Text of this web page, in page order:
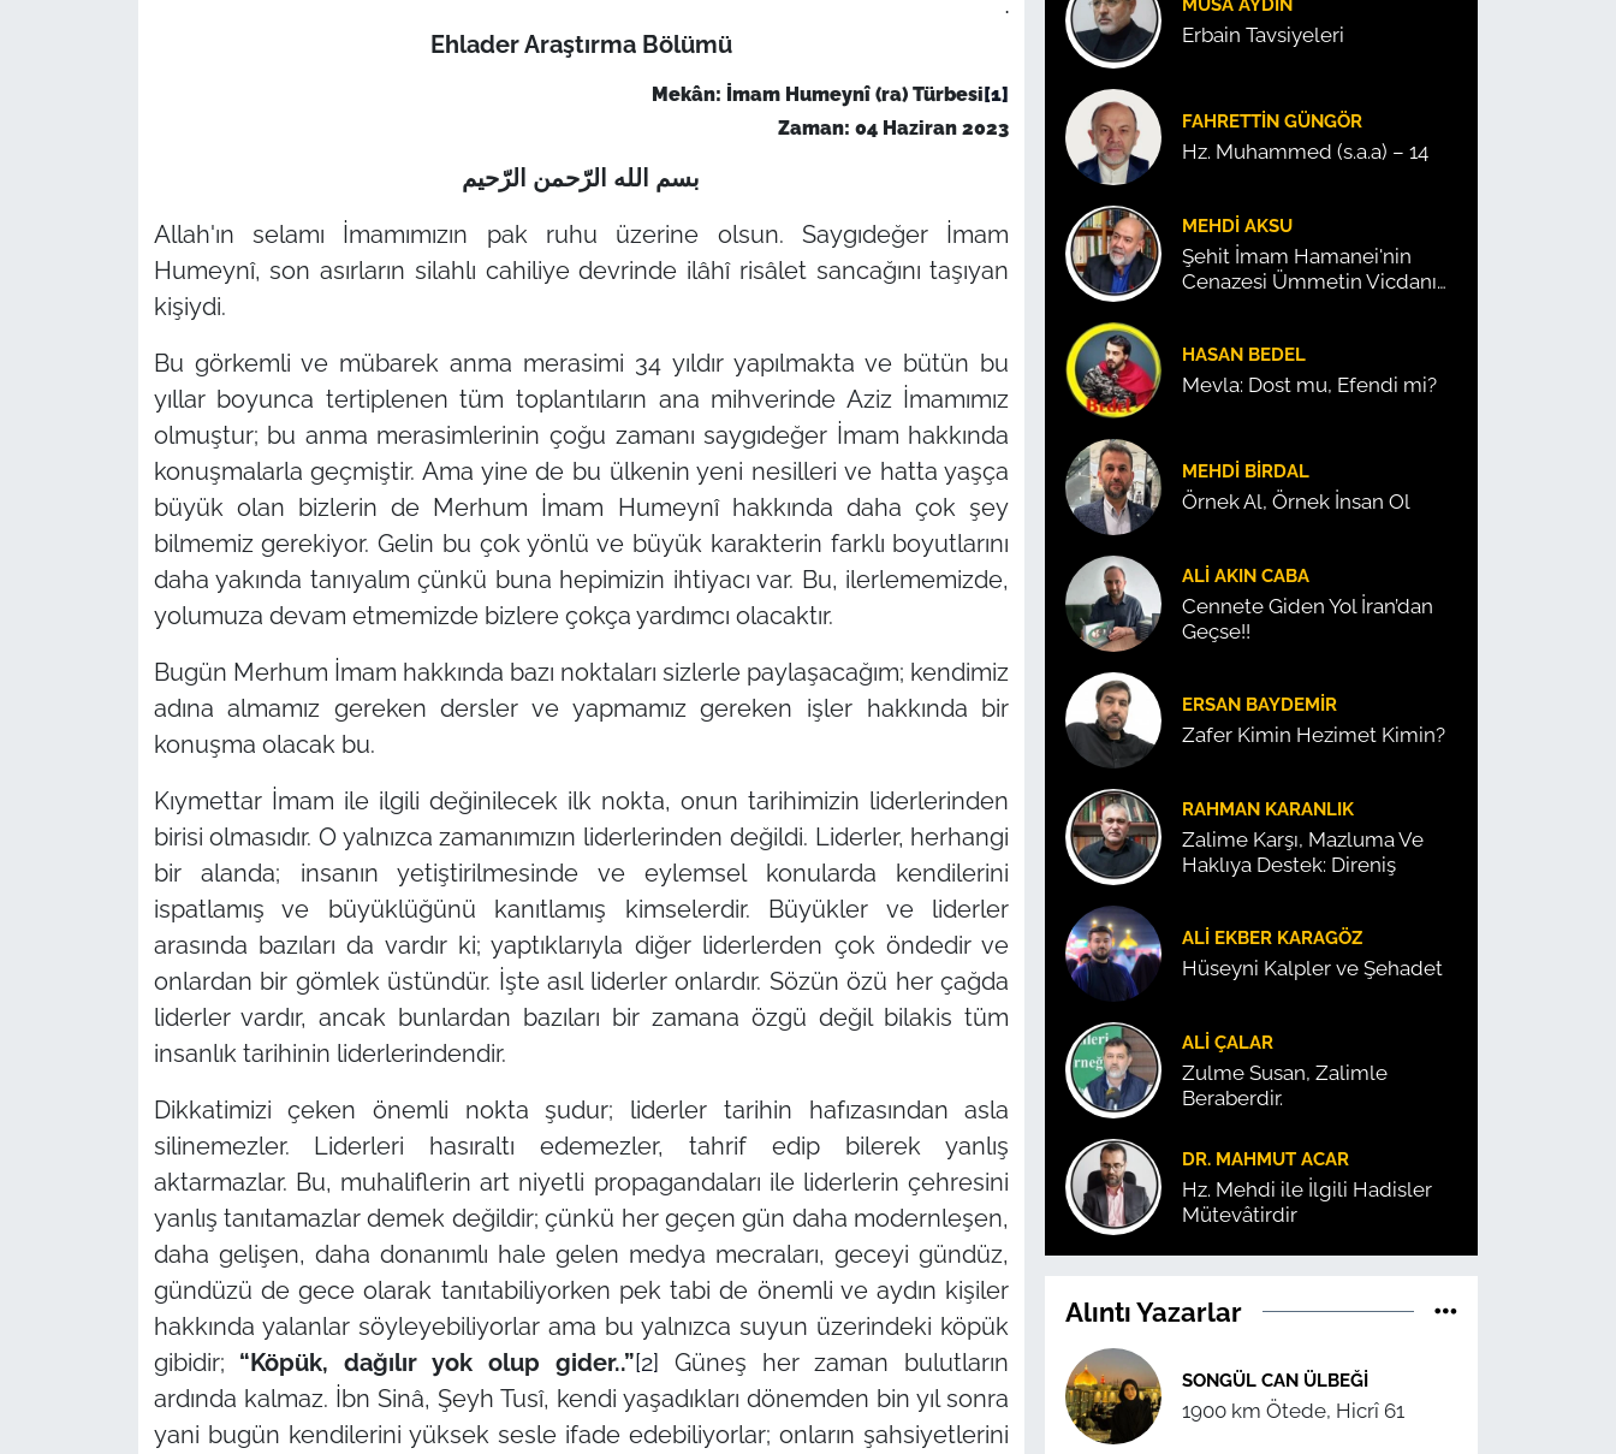
.
Ehlader Araştırma Bölümü
Mekân: İmam Humeynî (ra) Türbesi[1]
Zaman: 04 Haziran 2023
بسم الله الرّحمن الرّحیم
Allah'ın selamı İmamımızın pak ruhu üzerine olsun. Saygıdeğer İmam
Humeynî, son asırların silahlı cahiliye devrinde ilâhî risâlet sancağını taşıyan
kişiydi.
Bu görkemli ve mübarek anma merasimi 34 yıldır yapılmakta ve bütün bu
yıllar boyunca tertiplenen tüm toplantıların ana mihverinde Aziz İmamımız
olmuştur; bu anma merasimlerinin çoğu zamanı saygıdeğer İmam hakkında
konuşmalarla geçmiştir. Ama yine de bu ülkenin yeni nesilleri ve hatta yaşça
büyük olan bizlerin de Merhum İmam Humeynî hakkında daha çok şey
bilmemiz gerekiyor. Gelin bu çok yönlü ve büyük karakterin farklı boyutlarını
daha yakında tanıyalım çünkü buna hepimizin ihtiyacı var. Bu, ilerlememizde,
yolumuza devam etmemizde bizlere çokça yardımcı olacaktır.
Bugün Merhum İmam hakkında bazı noktaları sizlerle paylaşacağım; kendimiz
adına almamız gereken dersler ve yapmamız gereken işler hakkında bir
konuşma olacak bu.
Kıymettar İmam ile ilgili değinilecek ilk nokta, onun tarihimizin liderlerinden
birisi olmasıdır. O yalnızca zamanımızın liderlerinden değildi. Liderler, herhangi
bir alanda; insanın yetiştirilmesinde ve eylemsel konularda kendilerini
ispatlamış ve büyüklüğünü kanıtlamış kimselerdir. Büyükler ve liderler
arasında bazıları da vardır ki; yaptıklarıyla diğer liderlerden çok öndedir ve
onlardan bir gömlek üstündür. İşte asıl liderler onlardır. Sözün özü her çağda
liderler vardır, ancak bunlardan bazıları bir zamana özgü değil bilakis tüm
insanlık tarihinin liderlerindendir.
Dikkatimizi çeken önemli nokta şudur; liderler tarihin hafızasından asla
silinemezler. Liderleri hasıraltı edemezler, tahrif edip bilerek yanlış
aktarmazlar. Bu, muhaliflerin art niyetli propagandaları ile liderlerin çehresini
yanlış tanıtamazlar demek değildir; çünkü her geçen gün daha modernleşen,
daha gelişen, daha donanımlı hale gelen medya mecraları, geceyi gündüz,
gündüzü de gece olarak tanıtabiliyorken pek tabi de önemli ve aydın kişiler
hakkında yalanlar söyleyebiliyorlar ama bu yalnızca suyun üzerindeki köpük
gibidir; “Köpük, dağılır yok olup gider..”[2] Güneş her zaman bulutların
ardında kalmaz. İbn Sinâ, Şeyh Tusî, kendi yaşadıkları dönemden bin yıl sonra
yani bugün kendilerini yüksek sesle ifade edebiliyorlar; onların şahsiyetlerini
MUSA AYDIN
Erbain Tavsiyeleri
FAHRETTIN GÜNGÖR
Hz. Muhammed (s.a.a) – 14
MEHDI AKSU
Şehit İmam Hamanei'nin
Cenazesi Ümmetin Vicdanını
HASAN BEDEL
Mevla: Dost mu, Efendi mi?
MEHDI BIRDAL
Örnek Al, Örnek İnsan Ol
ALI AKIN CABA
Cennete Giden Yol İran’dan
Geçse!!
ERSAN BAYDEMIR
Zafer Kimin Hezimet Kimin?
RAHMAN KARANLIK
Zalime Karşı, Mazluma Ve
Haklıya Destek: Direniş
ALI EKBER KARAGÖZ
Hüseyni Kalpler ve Şehadet
ALI ÇALAR
Zulme Susan, Zalimle
Beraberdir.
DR. MAHMUT ACAR
Hz. Mehdi ile İlgili Hadisler
Mütevâtirdir
Alıntı Yazarlar
SONGÜL CAN ÜLBEĞI
1900 km Ötede, Hicrî 61